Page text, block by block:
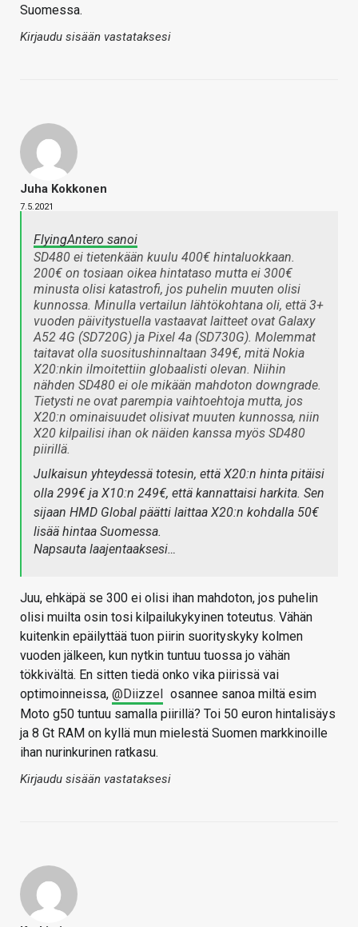
Suomessa.
Kirjaudu sisään vastataksesi
Juha Kokkonen
7.5.2021
FlyingAntero sanoi
SD480 ei tietenkään kuulu 400€ hintaluokkaan.
200€ on tosiaan oikea hintataso mutta ei 300€
minusta olisi katastrofi, jos puhelin muuten olisi
kunnossa. Minulla vertailun lähtökohtana oli, että 3+
vuoden päivitystuella vastaavat laitteet ovat Galaxy
A52 4G (SD720G) ja Pixel 4a (SD730G). Molemmat
taitavat olla suositushinnaltaan 349€, mitä Nokia
X20:nkin ilmoitettiin globaalisti olevan. Niihin
nähden SD480 ei ole mikään mahdoton downgrade.
Tietysti ne ovat parempia vaihtoehtoja mutta, jos
X20:n ominaisuudet olisivat muuten kunnossa, niin
X20 kilpailisi ihan ok näiden kanssa myös SD480
piirillä.
Julkaisun yhteydessä totesin, että X20:n hinta pitäisi
olla 299€ ja X10:n 249€, että kannattaisi harkita. Sen
sijaan HMD Global päätti laittaa X20:n kohdalla 50€
lisää hintaa Suomessa.
Napsauta laajentaaksesi…
Juu, ehkäpä se 300 ei olisi ihan mahdoton, jos puhelin
olisi muilta osin tosi kilpailukykyinen toteutus. Vähän
kuitenkin epäilyttää tuon piirin suorityskyky kolmen
vuoden jälkeen, kun nytkin tuntuu tuossa jo vähän
tökkivältä. En sitten tiedä onko vika piirissä vai
optimoinneissa, @Diizzel osannee sanoa miltä esim
Moto g50 tuntuu samalla piirillä? Toi 50 euron hintalisäys
ja 8 Gt RAM on kyllä mun mielestä Suomen markkinoille
ihan nurinkurinen ratkasu.
Kirjaudu sisään vastataksesi